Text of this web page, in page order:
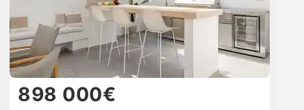
898 000€